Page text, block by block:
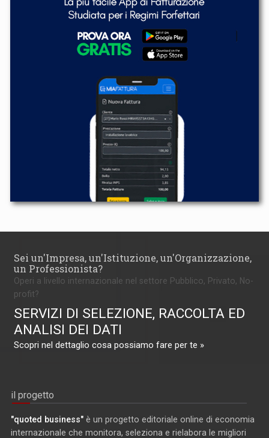
Sei un'Impresa, un'Istituzione, un'Organizzazione,
un Professionista?
Operi a livello internazionale nel settore Pubblico, Privato, No-
profit?
SERVIZI DI SELEZIONE, RACCOLTA ED
ANALISI DEI DATI
Scopri nel dettaglio cosa possiamo fare per te »
il progetto
"quoted business" è un progetto editoriale online di economia
internazionale che monitora, seleziona e rielabora le migliori